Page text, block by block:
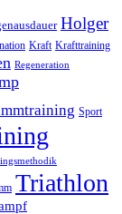
Holger
Kraft Krafttraining
Regeneration
Sport
Triathlon